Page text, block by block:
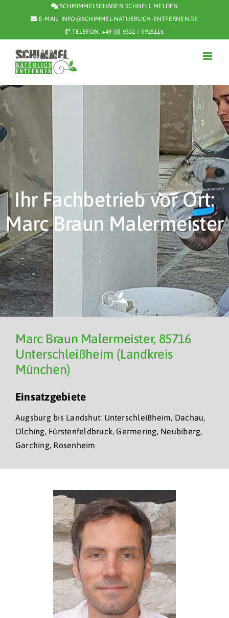
SCHMIMMELSCHADEN SCHNELL MELDEN
E-MAIL: INFO@SCHIMMEL-NATUERLICH-ENTFERNEN.DE
TELEFON: +49 (0) 9332 / 5925116
Ihr Fachbetrieb vor Ort:
Marc Braun Malermeister
Marc Braun Malermeister, 85716
Unterschleißheim (Landkreis
München)
Einsatzgebiete
Augsburg bis Landshut: Unterschleißheim, Dachau,
Olching, Fürstenfeldbruck, Germering, Neubiberg,
Garching, Rosenheim